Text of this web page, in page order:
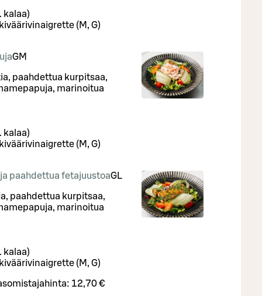
kalaa)
(M, G)
GM
paahdettua kurpitsaa,
marinoitua
kalaa)
(M, G)
paahdettua fetajuustoaGL
paahdettua kurpitsaa,
marinoitua
kalaa)
(M, G)
12,70 €